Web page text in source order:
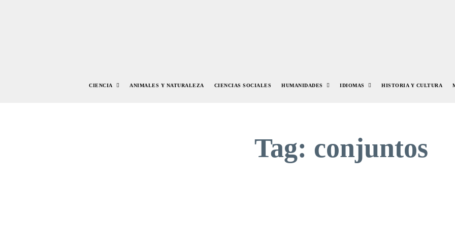
CIENCIA ANIMALES Y NATURALEZA CIENCIAS SOCIALES HUMANIDADES IDIOMAS HISTORIA Y CULTURA
Tag: conjuntos